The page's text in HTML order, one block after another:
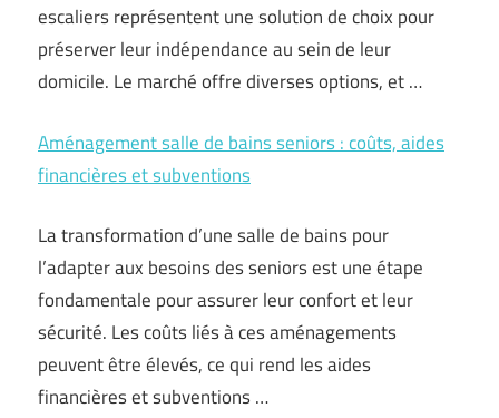
escaliers représentent une solution de choix pour
préserver leur indépendance au sein de leur
domicile. Le marché offre diverses options, et …
Aménagement salle de bains seniors : coûts, aides
financières et subventions
La transformation d’une salle de bains pour
l’adapter aux besoins des seniors est une étape
fondamentale pour assurer leur confort et leur
sécurité. Les coûts liés à ces aménagements
peuvent être élevés, ce qui rend les aides
financières et subventions …